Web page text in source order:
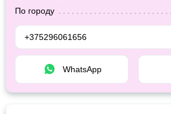
По городу
+375296061656
WhatsApp